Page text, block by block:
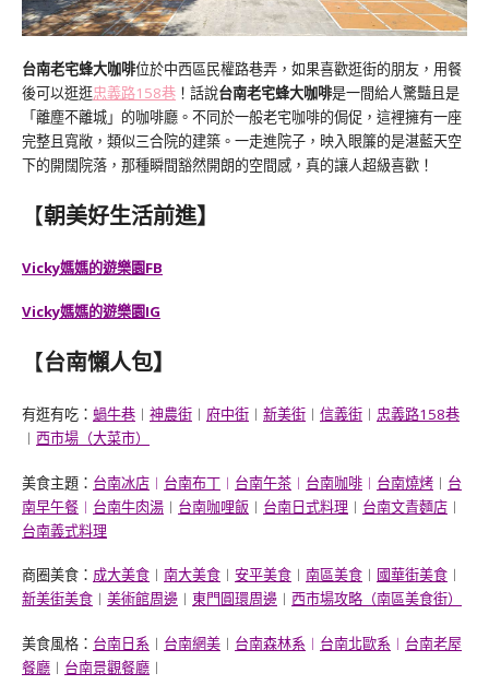
台南老宅蜂大咖啡位於中西區民權路巷弄，如果喜歡逛街的朋友，用餐
後可以逛逛忠義路158巷 ！話說台南老宅蜂大咖啡是一間給人驚豔且是
「離塵不離城」的咖啡廳。不同於一般老宅咖啡的侷促，這裡擁有一座
完整且寬敞，類似三合院的建築。一走進院子，映入眼簾的是湛藍天空
下的開闊院落，那種瞬間豁然開朗的空間感，真的讓人超級喜歡！
【朝美好生活前進】
Vicky媽媽的遊樂園FB
Vicky媽媽的遊樂園IG
【台南懶人包】
有逛有吃： 蝸牛巷 ︱ 神農街 ︱ 府中街 ︱ 新美街 ︱ 信義街 ︱ 忠義路158巷
︱ 西市場（大菜市）
美食主題： 台南冰店 ︱ 台南布丁 ︱ 台南午茶 ︱ 台南咖啡 ︱ 台南燒烤 ︱ 台
南早午餐 ︱ 台南牛肉湯 ︱ 台南咖哩飯 ︱ 台南日式料理 ︱ 台南文青麵店 ︱
台南義式料理
商圈美食： 成大美食 ︱ 南大美食 ︱ 安平美食 ︱ 南區美食 ︱ 國華街美食 ︱
新美街美食 ︱ 美術館周邊 ︱ 東門圓環周邊 ︱ 西市場攻略（南區美食街）
美食風格： 台南日系 ︱ 台南網美 ︱ 台南森林系 ︱ 台南北歐系 ︱ 台南老屋
餐廳 ︱ 台南景觀餐廳 ︱